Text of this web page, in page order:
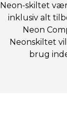
Neon-skiltet
inklusiv alt
Neon
Neonskiltet
brug